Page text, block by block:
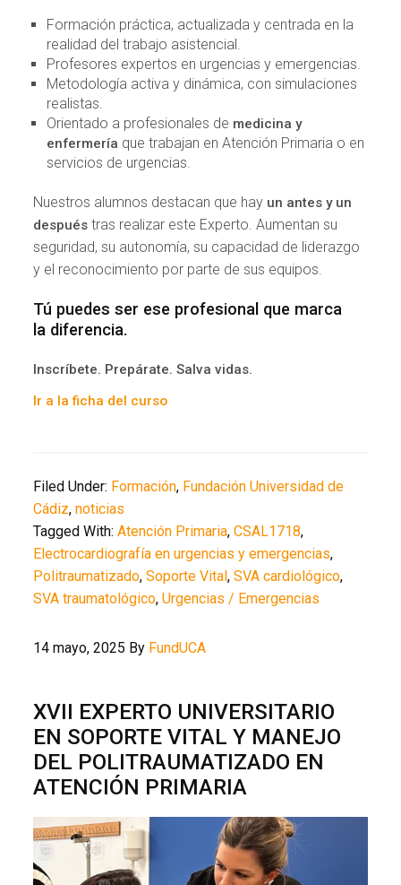
Formación práctica, actualizada y centrada en la
realidad del trabajo asistencial.
Profesores expertos en urgencias y emergencias.
Metodología activa y dinámica, con simulaciones
realistas.
Orientado a profesionales de medicina y
enfermería que trabajan en Atención Primaria o en
servicios de urgencias.
Nuestros alumnos destacan que hay un antes y un
después tras realizar este Experto. Aumentan su
seguridad, su autonomía, su capacidad de liderazgo
y el reconocimiento por parte de sus equipos.
Tú puedes ser ese profesional que marca
la diferencia.
Inscríbete. Prepárate. Salva vidas.
Ir a la ficha del curso
Filed Under: Formación, Fundación Universidad de
Cádiz,noticias
Tagged With:Atención Primaria,CSAL1718,
Electrocardiografía en urgencias y emergencias,
Politraumatizado,Soporte Vital,SVA cardiológico,
SVA traumatológico,Urgencias / Emergencias
14 mayo, 2025 By FundUCA
XVII EXPERTO UNIVERSITARIO
EN SOPORTE VITAL Y MANEJO
DEL POLITRAUMATIZADO EN
ATENCIÓN PRIMARIA